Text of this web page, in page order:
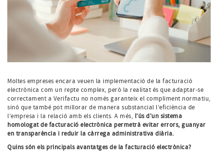
Moltes empreses encara veuen la implementació de la facturació
electrònica com un repte complex, però la realitat és que adaptar-se
correctament a Verifactu no només garanteix el compliment normatiu,
sinó que també pot millorar de manera substancial l’eficiència de
l’empresa i la relació amb els clients. A més, l’ús d’un sistema
homologat de facturació electrònica permetrà evitar errors, guanyar
en transparència i reduir la càrrega administrativa diària.
Quins són els principals avantatges de la facturació electrònica?